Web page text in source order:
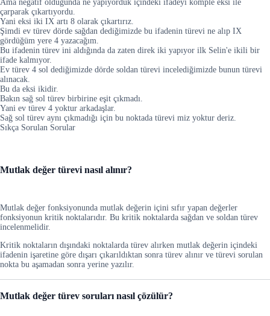
Ama negatif olduğunda ne yapıyorduk içindeki ifadeyi komple eksi ile
çarparak çıkartıyordu.
Yani eksi iki IX artı 8 olarak çıkartırız.
Şimdi ev türev dörde sağdan dediğimizde bu ifadenin türevi ne alıp IX
gördüğüm yere 4 yazacağım.
Bu ifadenin türev ini aldığında da zaten direk iki yapıyor ilk Selin'e ikili bir
ifade kalmıyor.
Ev türev 4 sol dediğimizde dörde soldan türevi incelediğimizde bunun türevi
alınacak.
Bu da eksi ikidir.
Bakın sağ sol türev birbirine eşit çıkmadı.
Yani ev türev 4 yoktur arkadaşlar.
Sağ sol türev aynı çıkmadığı için bu noktada türevi miz yoktur deriz.
Sıkça Sorulan Sorular
Mutlak değer türevi nasıl alınır?
Mutlak değer fonksiyonunda mutlak değerin içini sıfır yapan değerler
fonksiyonun kritik noktalarıdır. Bu kritik noktalarda sağdan ve soldan türev
incelenmelidir.
Kritik noktaların dışındaki noktalarda türev alırken mutlak değerin içindeki
ifadenin işaretine göre dışarı çıkarıldıktan sonra türev alınır ve türevi sorulan
nokta bu aşamadan sonra yerine yazılır.
Mutlak değer türev soruları nasıl çözülür?